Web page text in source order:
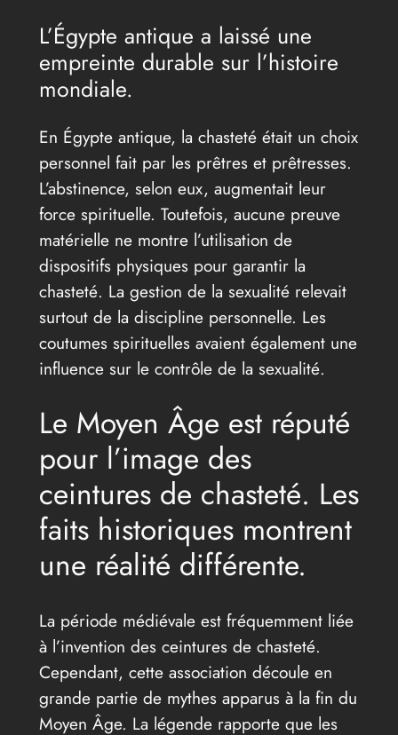
L’Égypte antique a laissé une
empreinte durable sur l’histoire
mondiale.
En Égypte antique, la chasteté était un choix
personnel fait par les prêtres et prêtresses.
L’abstinence, selon eux, augmentait leur
force spirituelle. Toutefois, aucune preuve
matérielle ne montre l’utilisation de
dispositifs physiques pour garantir la
chasteté. La gestion de la sexualité relevait
surtout de la discipline personnelle. Les
coutumes spirituelles avaient également une
influence sur le contrôle de la sexualité.
Le Moyen Âge est réputé
pour l’image des
ceintures de chasteté. Les
faits historiques montrent
une réalité différente.
La période médiévale est fréquemment liée
à l’invention des ceintures de chasteté.
Cependant, cette association découle en
grande partie de mythes apparus à la fin du
Moyen Âge. La légende rapporte que les